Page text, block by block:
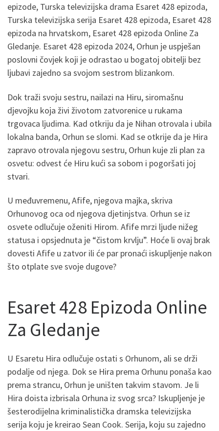
epizode, Turska televizijska drama Esaret 428 epizoda,
Turska televizijska serija Esaret 428 epizoda, Esaret 428
epizoda na hrvatskom, Esaret 428 epizoda Online Za
Gledanje. Esaret 428 epizoda 2024, Orhun je uspješan
poslovni čovjek koji je odrastao u bogatoj obitelji bez
ljubavi zajedno sa svojom sestrom blizankom.
Dok traži svoju sestru, nailazi na Hiru, siromašnu
djevojku koja živi životom zatvorenice u rukama
trgovaca ljudima. Kad otkriju da je Nihan otrovala i ubila
lokalna banda, Orhun se slomi. Kad se otkrije da je Hira
zapravo otrovala njegovu sestru, Orhun kuje zli plan za
osvetu: odvest će Hiru kući sa sobom i pogoršati joj
stvari.
U međuvremenu, Afife, njegova majka, skriva
Orhunovog oca od njegova djetinjstva. Orhun se iz
osvete odlučuje oženiti Hirom. Afife mrzi ljude nižeg
statusa i opsjednuta je “čistom krvlju”. Hoće li ovaj brak
dovesti Afife u zatvor ili će par pronaći iskupljenje nakon
što otplate sve svoje dugove?
Esaret 428 Epizoda Online
Za Gledanje
U Esaretu Hira odlučuje ostati s Orhunom, ali se drži
podalje od njega. Dok se Hira prema Orhunu ponaša kao
prema strancu, Orhun je uništen takvim stavom. Je li
Hira doista izbrisala Orhuna iz svog srca? Iskupljenje je
šesterodijelna kriminalistička dramska televizijska
serija koju je kreirao Sean Cook. Serija, koju su zajedno